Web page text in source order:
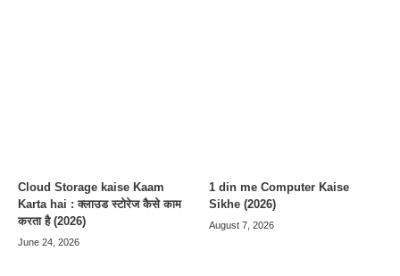
Cloud Storage kaise Kaam
Karta hai : क्लाउड स्टोरेज कैसे काम
करता है (2026)
June 24, 2026
1 din me Computer Kaise
Sikhe (2026)
August 7, 2026